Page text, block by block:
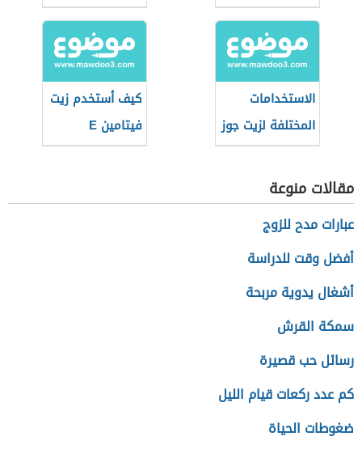
الاستخدامات
المختلفة لزيت جوز
الهند
كيف أستخدم زيت
فيتامين E
مقالات منوعة
عبارات مدح للزوج
أفضل وقت للدراسة
أشغال يدوية مربحة
سمكة القرش
رسائل حب قصيرة
كم عدد ركعات قيام الليل
ضغوطات الحياة